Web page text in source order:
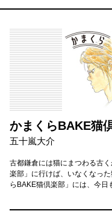
かまくらBAKE猫
五十嵐大介
古都鎌倉には猫にまつわる古
楽部」に行けば、いなくなっ
らBAKE猫倶楽部」には、今日